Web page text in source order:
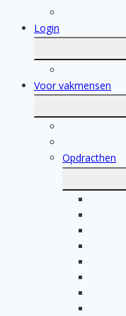
Login
Voor vakmensen
Opdracthen